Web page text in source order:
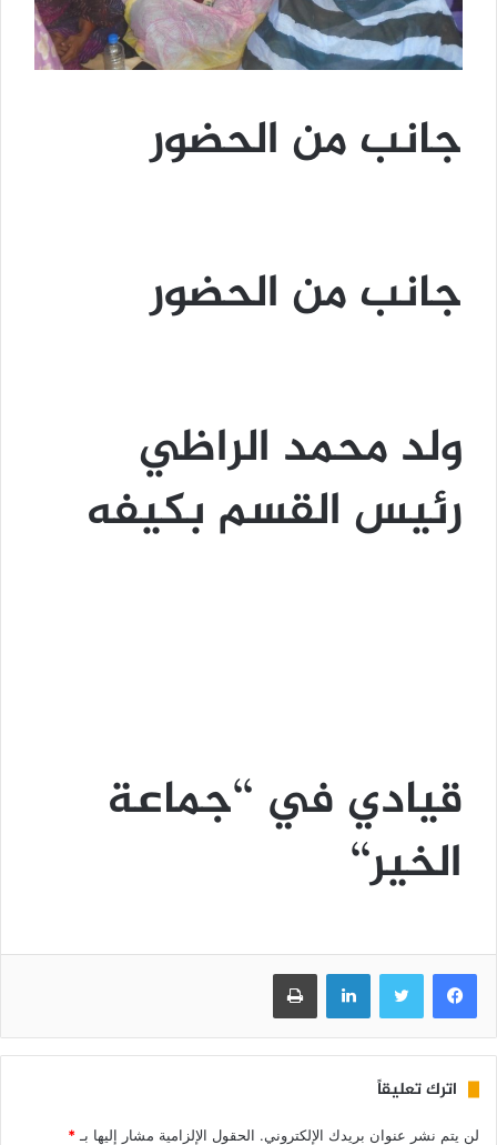
جانب من الحضور
جانب من الحضور
ولد محمد الراظي
رئيس القسم بكيفه
قيادي في ‘‘جماعة
الخير‘‘
فيسبوك تويتر لينكدإن طباعة
اترك تعليقاً
لن يتم نشر عنوان بريدك الإلكتروني. الحقول الإلزامية مشار إليها بـ *